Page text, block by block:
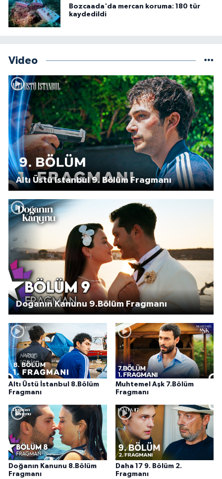
Bozcaada'da mercan koruma: 180 tür
kaydedildi
Video
Altı Üstü İstanbul 9. Bölüm Fragmanı
Doğanın Kanunu 9.Bölüm Fragmanı
Altı Üstü İstanbul 8.Bölüm
Fragmanı
Muhtemel Aşk 7.Bölüm
Fragmanı
Doğanın Kanunu 8.Bölüm
Fragmanı
Daha 17 9. Bölüm 2.
Fragmanı